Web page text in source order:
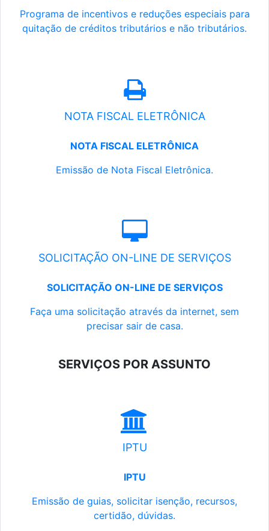
Programa de incentivos e reduções especiais para
quitação de créditos tributários e não tributários.
NOTA FISCAL ELETRÔNICA
NOTA FISCAL ELETRÔNICA
Emissão de Nota Fiscal Eletrônica.
SOLICITAÇÃO ON-LINE DE SERVIÇOS
SOLICITAÇÃO ON-LINE DE SERVIÇOS
Faça uma solicitação através da internet, sem
precisar sair de casa.
SERVIÇOS POR ASSUNTO
IPTU
IPTU
Emissão de guias, solicitar isenção, recursos,
certidão, dúvidas.